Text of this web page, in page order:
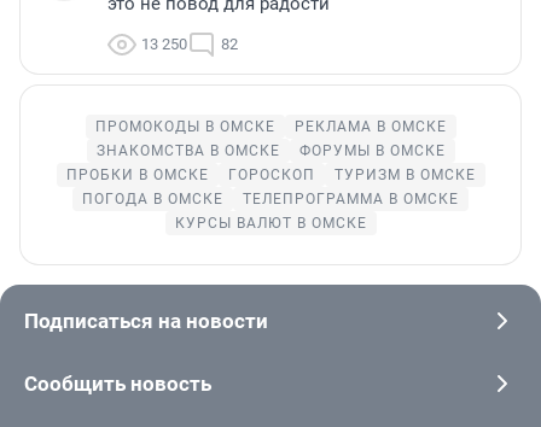
13 250 82
ПРОМОКОДЫ В ОМСКЕ
РЕКЛАМА В ОМСКЕ
ЗНАКОМСТВА В ОМСКЕ
ФОРУМЫ В ОМСКЕ
ПРОБКИ В ОМСКЕ
ГОРОСКОП
ТУРИЗМ В ОМСКЕ
ПОГОДА В ОМСКЕ
ТЕЛЕПРОГРАММА В ОМСКЕ
КУРСЫ ВАЛЮТ В ОМСКЕ
Подписаться на новости
Сообщить новость